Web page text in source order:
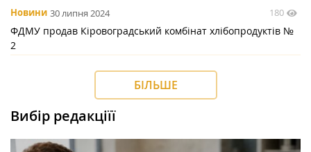
Новини 30 липня 2024 180
ФДМУ продав Кіровоградський комбінат хлібопродуктів №
2
БІЛЬШЕ
Вибір редакціїї